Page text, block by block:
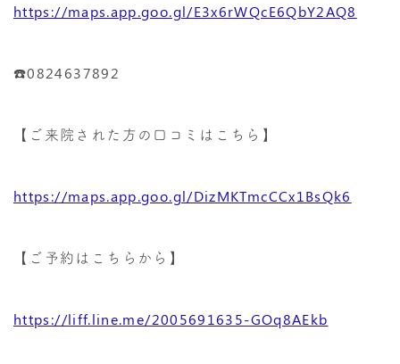
https://maps.app.goo.gl/E3x6rWQcE6QbY2AQ8
☎️0824637892
【ご来院された方の口コミはこちら】
https://maps.app.goo.gl/DizMKTmcCCx1BsQk6
【ご予約はこちらから】
https://liff.line.me/2005691635-GOq8AEkb